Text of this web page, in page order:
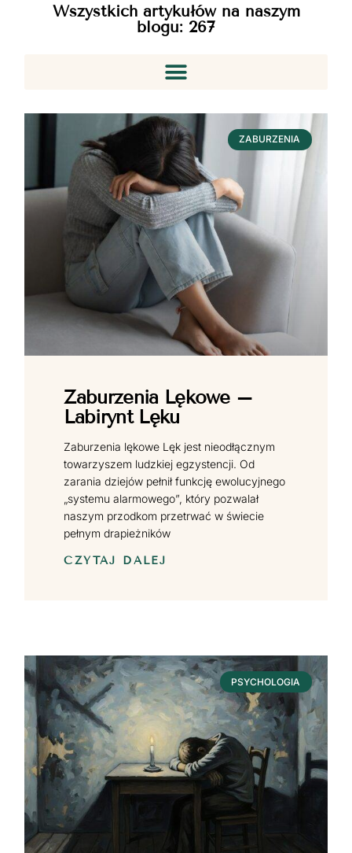
Wszystkich artykułów na naszym
blogu: 267
ZABURZENIA
Zaburzenia Lękowe –
Labirynt Lęku
Zaburzenia lękowe Lęk jest nieodłącznym
towarzyszem ludzkiej egzystencji. Od
zarania dziejów pełnił funkcję ewolucyjnego
„systemu alarmowego”, który pozwalał
naszym przodkom przetrwać w świecie
pełnym drapieżników
CZYTAJ DALEJ
PSYCHOLOGIA